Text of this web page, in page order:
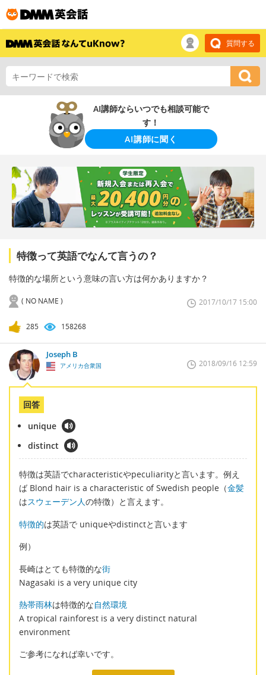
質問する
AI講師ならいつでも相談可能で
す！
AI講師に聞く
特徴って英語でなんて言うの？
特徴的な場所という意味の言い方は何かありますか？
( NO NAME ) 2017/10/17 15:00
285 158268
Joseph B
アメリカ合衆国 2018/09/16 12:59
回答
unique
distinct
特徴は英語でcharacteristicやpeculiarityと言います。例え
ば Blond hair is a characteristic of Swedish people（金髪
はスウェーデン人の特徴）と言えます。
特徴的は英語で uniqueやdistinctと言います
例）
長崎はとても特徴的な街
Nagasaki is a very unique city
熱帯雨林は特徴的な自然環境
A tropical rainforest is a very distinct natural
environment
ご参考になれば幸いです。